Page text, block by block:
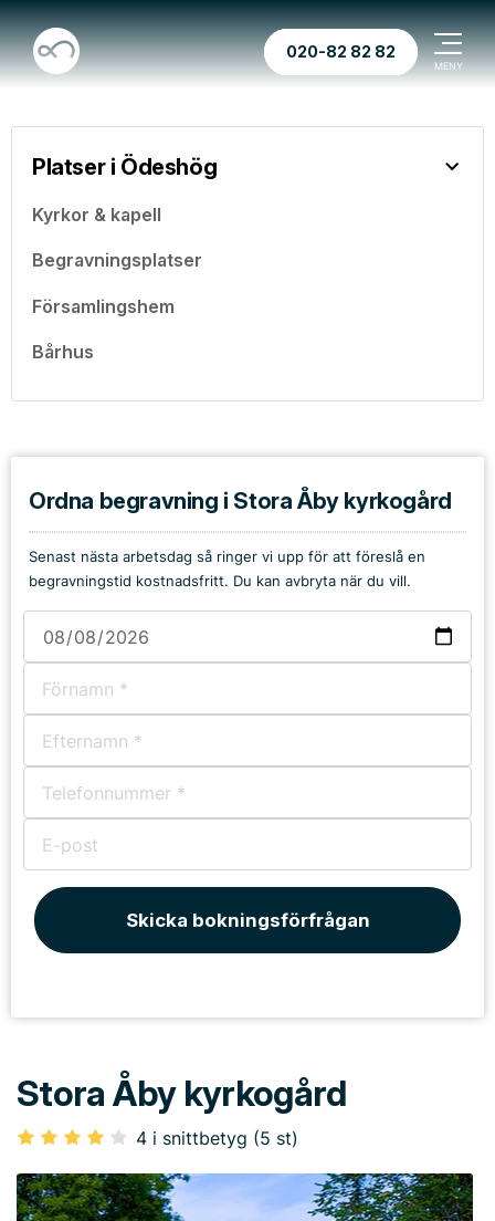
020-82 82 82
Platser i Ödeshög
Kyrkor & kapell
Begravningsplatser
Församlingshem
Bårhus
Ordna begravning i Stora Åby kyrkogård
Senast nästa arbetsdag så ringer vi upp för att föreslå en
begravningstid kostnadsfritt. Du kan avbryta när du vill.
Skicka bokningsförfrågan
Stora Åby kyrkogård
4 i snittbetyg (5 st)